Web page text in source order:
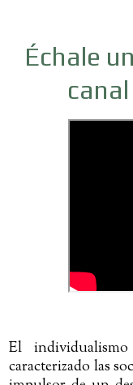
Échale
El
caracterizado las